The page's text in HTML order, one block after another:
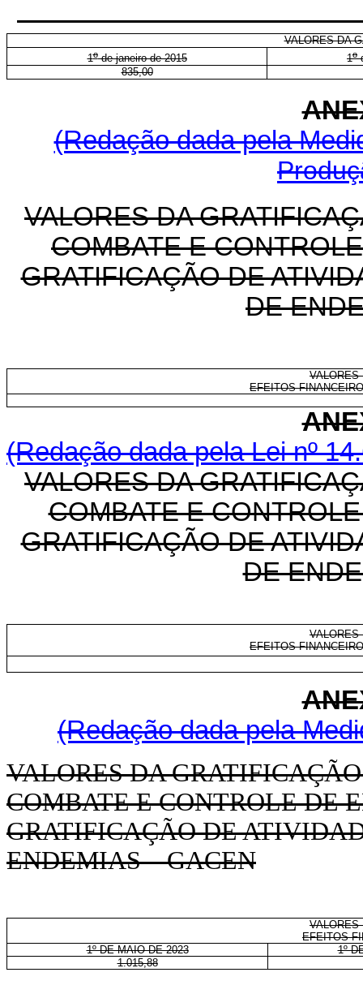
VALORES DA
1ode janeiro de 2015 1o
835,00
(Redação dada pela
VALORES DA
COMBATE E
GRATIFICAÇÃO DE
DE
VALORES
EFEITOS
(Redação dada pela Lei nº
VALORES DA
COMBATE E
GRATIFICAÇÃO DE
DE
VALORES
EFEITOS
(Redação dada pela
VALORES DA
COMBATE E CONTROLE DE
GRATIFICAÇÃO DE
ENDEMIAS – GACEN
VALORES
EFEITOS
1º DE MAIO DE 2023
1º
1.015,88